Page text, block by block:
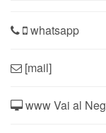
whatsapp
[mail]
www Vai al